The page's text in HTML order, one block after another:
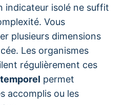
indicateur isolé ne suffit
Vous
plusieurs dimensions
Les organismes
régulièrement ces
permet
accomplis ou les